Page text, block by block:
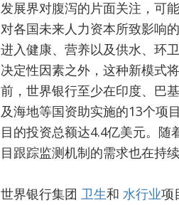
发展界对腹泻的片面关注，可
对各国未来人力资本所致影响
进入健康、营养以及供水、环
决定性因素之外，这种新模式
前，世界银行至少在印度、巴
及海地等国资助实施的13个项
目的投资总额达4.4亿美元。
目跟踪监测机制的需求也在持续
世界银行集团 卫生和 水行业项